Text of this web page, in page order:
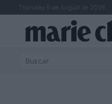
Thursday 6 de August de 2026